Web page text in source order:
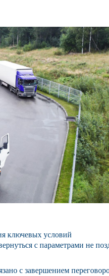
ключевых условий
с параметрами не
с завершением